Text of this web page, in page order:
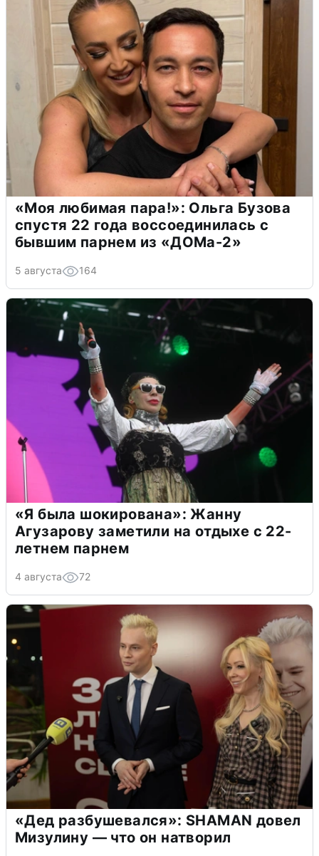
«Моя любимая пара!»: Ольга Бузова
спустя 22 года воссоединилась с
бывшим парнем из «ДОМа-2»
5 августа 164
«Я была шокирована»: Жанну
Агузарову заметили на отдыхе с 22-
летнем парнем
4 августа 72
«Дед разбушевался»: SHAMAN довел
Мизулину — что он натворил